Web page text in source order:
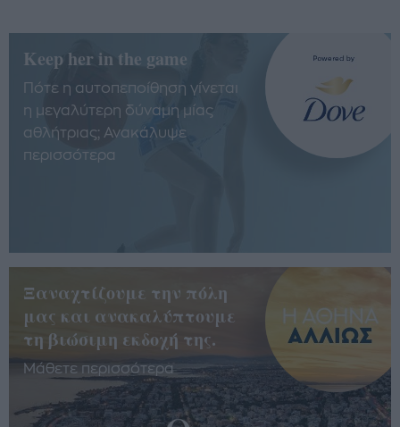
Keep her in the game
Πότε η αυτοπεποίθηση γίνεται
η μεγαλύτερη δύναμη μίας
αθλήτριας; Ανακάλυψε
περισσότερα
Ξαναχτίζουμε την πόλη
μας και ανακαλύπτουμε
τη βιώσιμη εκδοχή της.
Μάθετε περισσότερα